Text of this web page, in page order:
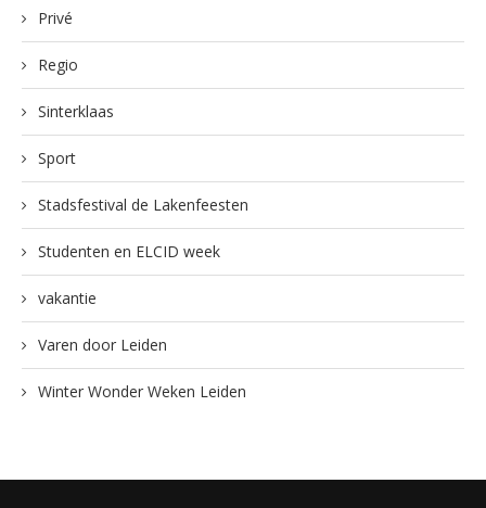
Privé
Regio
Sinterklaas
Sport
Stadsfestival de Lakenfeesten
Studenten en ELCID week
vakantie
Varen door Leiden
Winter Wonder Weken Leiden